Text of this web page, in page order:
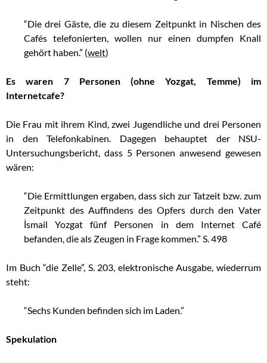
“Die drei Gäste, die zu diesem Zeitpunkt in Nischen des
Cafés telefonierten, wollen nur einen dumpfen Knall
gehört haben.” (welt)
Es waren 7 Personen (ohne Yozgat, Temme) im
Internetcafe?
Die Frau mit ihrem Kind, zwei Jugendliche und drei Personen
in den Telefonkabinen. Dagegen behauptet der NSU-
Untersuchungsbericht, dass 5 Personen anwesend gewesen
wären:
“Die Ermittlungen ergaben, dass sich zur Tatzeit bzw. zum
Zeitpunkt des Auffindens des Opfers durch den Vater
İsmail Yozgat fünf Personen in dem Internet Café
befanden, die als Zeugen in Frage kommen.” S. 498
Im Buch “die Zelle”, S. 203, elektronische Ausgabe, wiederrum
steht:
“Sechs Kunden befinden sich im Laden.”
Spekulation